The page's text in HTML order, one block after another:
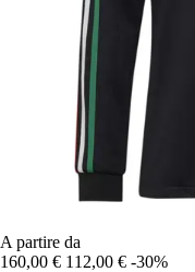
A partire da
160,00 € 112,00 € -30%